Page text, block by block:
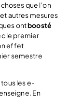
que l’on
autres mesures
ontboosté
le premier
effet
semestre
les e-
En